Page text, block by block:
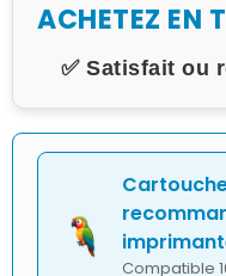
ACHETEZ EN
✅ Satisfait ou
Compatible